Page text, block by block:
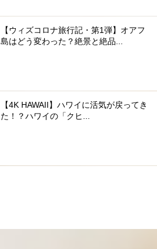
【ウィズコロナ旅行記・第1弾】オアフ
島はどう変わった？絶景と絶品...
【4K HAWAII】ハワイに活気が戻ってき
た！？ハワイの「クヒ...